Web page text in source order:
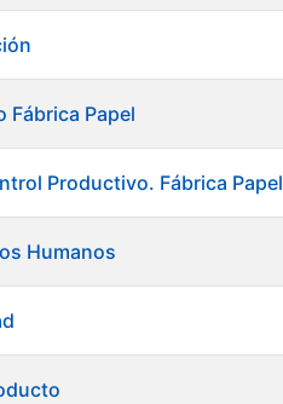
Fábrica Papel
Productivo. Fábrica Papel
Humanos